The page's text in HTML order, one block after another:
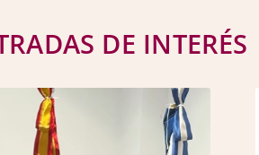
DE INTERÉS